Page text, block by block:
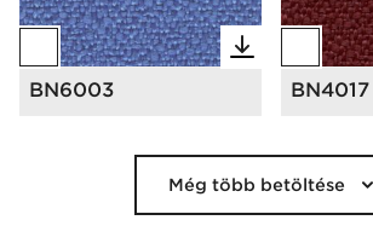
BN6003 BN4017
Még több betöltése